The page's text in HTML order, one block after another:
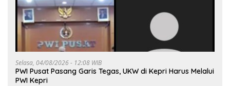
Selasa, 04/08/2026 - 12:08 WIB
PWI Pusat Pasang Garis Tegas, UKW di Kepri Harus Melalui
PWI Kepri